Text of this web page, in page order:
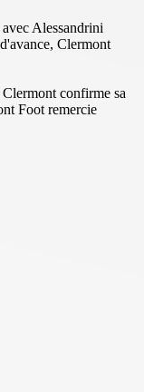
Alessandrini
Clermont
confirme sa
Foot remercie